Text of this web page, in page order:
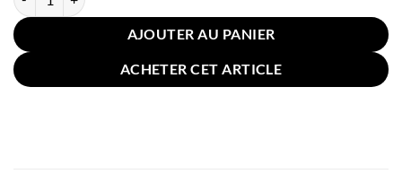
AJOUTER AU PANIER
ACHETER CET ARTICLE